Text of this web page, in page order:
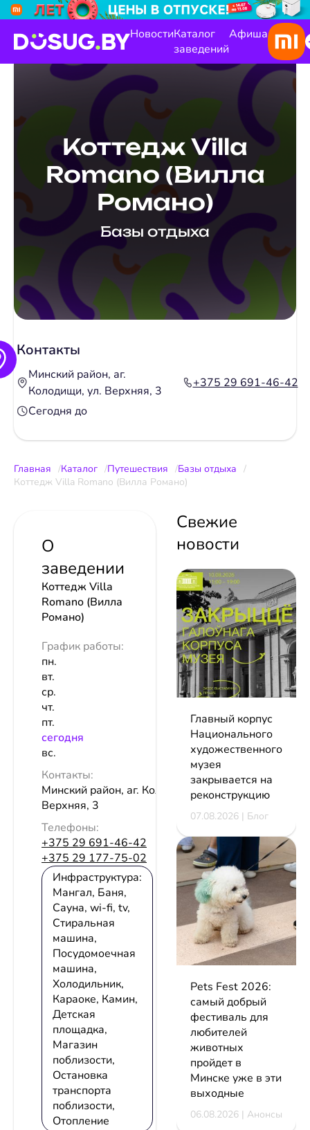
НовостиКаталог
заведений
Афиша
Коттедж Villa
Romano (Вилла
Романо)
Базы отдыха
Контакты
Минский район, аг.
Колодищи, ул. Верхняя, 3
+375 29 691-46-42
Сегодня до
Главная Каталог Путешествия
Базы отдыха
Коттедж Villa Romano (Вилла Романо)
О
заведении
Коттедж Villa
Romano (Вилла
Романо)
График работы:
пн.
вт.
ср.
чт.
пт.
сeгодня
вс.
Контакты:
Минский район, аг. Колодищи, ул.
Верхняя, 3
Телефоны:
+375 29 691-46-42
+375 29 177-75-02
Инфраструктура:
Мангал, Баня,
Сауна, wi-fi, tv,
Стиральная
машина,
Посудомоечная
машина,
Холодильник,
Караоке, Камин,
Детская
площадка,
Магазин
поблизости,
Остановка
транспорта
поблизости,
Отопление
Свежие
новости
Главный корпус
Национального
художественного
музея
закрывается на
реконструкцию
07.08.2026 | Блог
Pets Fest 2026:
самый добрый
фестиваль для
любителей
животных
пройдет в
Минске уже в эти
выходные
06.08.2026 | Анонсы